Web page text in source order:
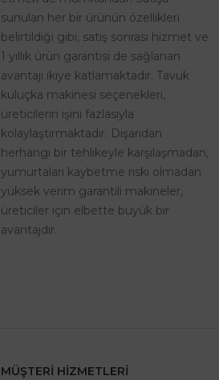
sunulan her bir ürünün özellikleri
belirtildiği gibi, satış sonrası hizmet ve
1 yıllık ürün garantisi de sağlanan
avantajı ikiye katlamaktadır. Tavuk
kuluçka makinesi seçenekleri,
üreticilerin işini fazlasıyla
kolaylaştırmaktadır. Dışarıdan
herhangi bir tehlikeyle karşılaşmadan,
yumurtaları kaybetme riski olmadan
yüksek verim garantili makineler,
üreticiler için elbette büyük bir
avantajdır.
MÜŞTERI HIZMETLERI